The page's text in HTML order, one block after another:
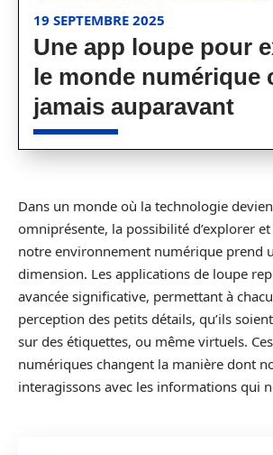
19 SEPTEMBRE 2025
Une app loupe pour
le monde numérique
jamais auparavant
Dans un monde où la technologie
omniprésente, la possibilité d’explorer
notre environnement numérique prend
dimension. Les applications de loupe
avancée significative, permettant à
perception des petits détails, qu’ils
sur des étiquettes, ou même virtuels.
numériques changent la manière dont
interagissons avec les informations qui